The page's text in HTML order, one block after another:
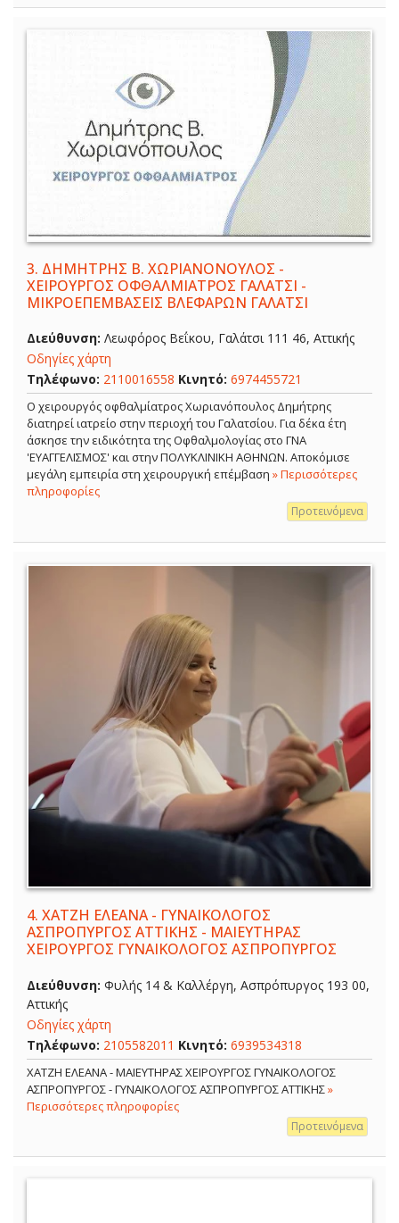
3. ΔΗΜΗΤΡΗΣ Β. ΧΩΡΙΑΝΟΝΟΥΛΟΣ -
ΧΕΙΡΟΥΡΓΟΣ ΟΦΘΑΛΜΙΑΤΡΟΣ ΓΑΛΑΤΣΙ -
ΜΙΚΡΟΕΠΕΜΒΑΣΕΙΣ ΒΛΕΦΑΡΩΝ ΓΑΛΑΤΣΙ
Διεύθυνση: Λεωφόρος Βεΐκου, Γαλάτσι 111 46, Αττικής
Οδηγίες χάρτη
Τηλέφωνο: 2110016558 Κινητό: 6974455721
Ο χειρουργός οφθαλμίατρος Χωριανόπουλος Δημήτρης
διατηρεί ιατρείο στην περιοχή του Γαλατσίου. Για δέκα έτη
άσκησε την ειδικότητα της Οφθαλμολογίας στο ΓΝΑ
'ΕΥΑΓΓΕΛΙΣΜΟΣ' και στην ΠΟΛΥΚΛΙΝΙΚΗ ΑΘΗΝΩΝ. Αποκόμισε
μεγάλη εμπειρία στη χειρουργική επέμβαση » Περισσότερες
πληροφορίες
Προτεινόμενα
4. ΧΑΤΖΗ ΕΛΕΑΝΑ - ΓΥΝΑΙΚΟΛΟΓΟΣ
ΑΣΠΡΟΠΥΡΓΟΣ ΑΤΤΙΚΗΣ - ΜΑΙΕΥΤΗΡΑΣ
ΧΕΙΡΟΥΡΓΟΣ ΓΥΝΑΙΚΟΛΟΓΟΣ ΑΣΠΡΟΠΥΡΓΟΣ
Διεύθυνση: Φυλής 14 & Καλλέργη, Ασπρόπυργος 193 00,
Αττικής
Οδηγίες χάρτη
Τηλέφωνο: 2105582011 Κινητό: 6939534318
ΧΑΤΖΗ ΕΛΕΑΝΑ - ΜΑΙΕΥΤΗΡΑΣ ΧΕΙΡΟΥΡΓΟΣ ΓΥΝΑΙΚΟΛΟΓΟΣ
ΑΣΠΡΟΠΥΡΓΟΣ - ΓΥΝΑΙΚΟΛΟΓΟΣ ΑΣΠΡΟΠΥΡΓΟΣ ΑΤΤΙΚΗΣ»
Περισσότερες πληροφορίες
Προτεινόμενα